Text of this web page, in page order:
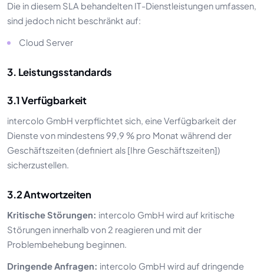
Die in diesem SLA behandelten IT-Dienstleistungen umfassen,
sind jedoch nicht beschränkt auf:
Cloud Server
3. Leistungsstandards
3.1 Verfügbarkeit
intercolo GmbH verpflichtet sich, eine Verfügbarkeit der
Dienste von mindestens 99,9 % pro Monat während der
Geschäftszeiten (definiert als [Ihre Geschäftszeiten])
sicherzustellen.
3.2 Antwortzeiten
Kritische Störungen: intercolo GmbH wird auf kritische
Störungen innerhalb von 2 reagieren und mit der
Problembehebung beginnen.
Dringende Anfragen: intercolo GmbH wird auf dringende